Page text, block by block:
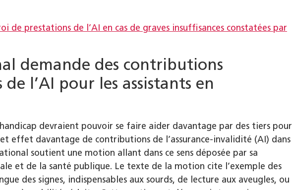
de prestations de l’AI en cas de graves insuffisances constatées par
demande des contributions
l’AI pour les assistants en
devraient pouvoir se faire aider davantage par des tiers pour
effet davantage de contributions de l’assurance-invalidité (AI) dans
soutient une motion allant dans ce sens déposée par sa
et de la santé publique. Le texte de la motion cite l’exemple des
des signes, indispensables aux sourds, de lecture aux aveugles, ou